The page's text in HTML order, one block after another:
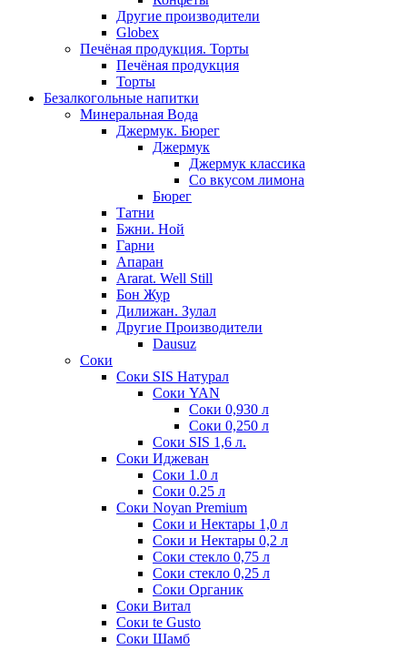
Другие производители
Globex
Печёная продукция. Торты
Печёная продукция
Торты
Безалкогольные напитки
Минеральная Вода
Джермук. Бюрег
Джермук
Джермук классика
Со вкусом лимона
Бюрег
Татни
Бжни. Ной
Гарни
Апаран
Ararat. Well Still
Бон Жур
Дилижан. Зулал
Другие Производители
Dausuz
Соки
Соки SIS Натурал
Соки YAN
Соки 0,930 л
Соки 0,250 л
Соки SIS 1,6 л.
Соки Иджеван
Соки 1.0 л
Соки 0.25 л
Соки Noyan Premium
Соки и Нектары 1,0 л
Соки и Нектары 0,2 л
Соки стекло 0,75 л
Соки стекло 0,25 л
Соки Органик
Соки Витал
Соки te Gusto
Соки Шамб